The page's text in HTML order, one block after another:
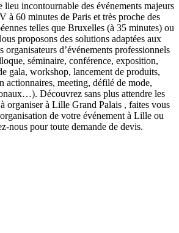
incontournable des événements majeurs
à 60 minutes de Paris et très proche des
telles que Bruxelles (à 35 minutes) ou
proposons des solutions adaptées aux
organisateurs d’événements professionnels
séminaire, conférence, exposition,
gala, workshop, lancement de produits,
actionnaires, meeting, défilé de mode,
Découvrez sans plus attendre les
organiser à Lille Grand Palais , faites vous
de votre événement à Lille ou
nous pour toute demande de devis.